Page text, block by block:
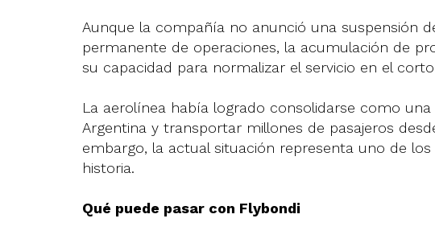
Aunque la compañía no anunció una suspensión
permanente de operaciones, la acumulación de
su capacidad para normalizar el servicio en el
La aerolínea había logrado consolidarse como
Argentina y transportar millones de pasajeros
embargo, la actual situación representa uno de
historia.
Qué puede pasar con Flybondi